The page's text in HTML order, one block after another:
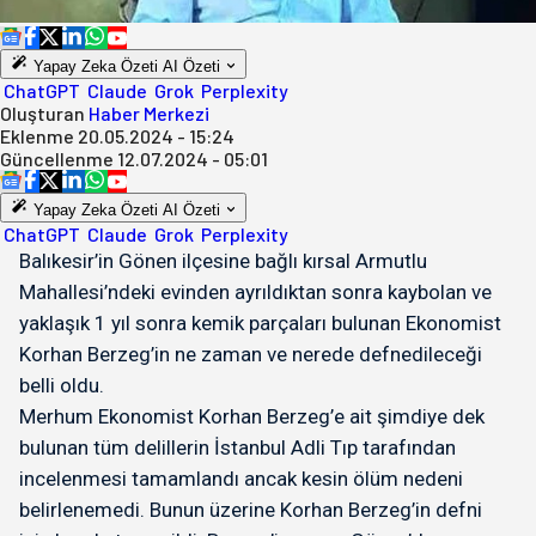
Yapay Zeka Özeti AI Özeti
ChatGPT Claude Grok Perplexity
Oluşturan Haber Merkezi
Eklenme 20.05.2024 - 15:24
Güncellenme 12.07.2024 - 05:01
Yapay Zeka Özeti AI Özeti
ChatGPT Claude Grok Perplexity
Balıkesir’in Gönen ilçesine bağlı kırsal Armutlu
Mahallesi’ndeki evinden ayrıldıktan sonra kaybolan ve
yaklaşık 1 yıl sonra kemik parçaları bulunan Ekonomist
Korhan Berzeg’in ne zaman ve nerede defnedileceği
belli oldu.
Merhum Ekonomist Korhan Berzeg’e ait şimdiye dek
bulunan tüm delillerin İstanbul Adli Tıp tarafından
incelenmesi tamamlandı ancak kesin ölüm nedeni
belirlenemedi. Bunun üzerine Korhan Berzeg’in defni